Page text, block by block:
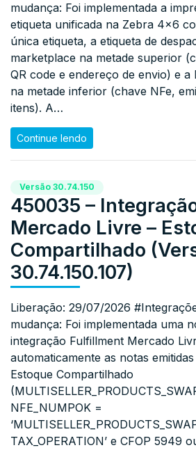
mudança: Foi implementada a
etiqueta unificada na Zebra 4×6
única etiqueta, a etiqueta de
marketplace na metade superior
QR code e endereço de envio) e a
na metade inferior (chave NFe,
itens). A…
Continue lendo
Versão 30.74.150
450035 –
Mercado Livre –
Compartilhado
30.74.150.107)
Liberação: 29/07/2026
mudança: Foi implementada uma
integração Fulfillment Mercado
automaticamente as notas
Estoque Compartilhado
NFE_NUMPOK =
TAX_OPERATION’ e CFOP 5949